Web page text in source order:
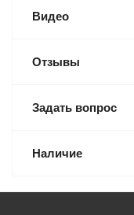
Видео
Отзывы
Задать вопрос
Наличие